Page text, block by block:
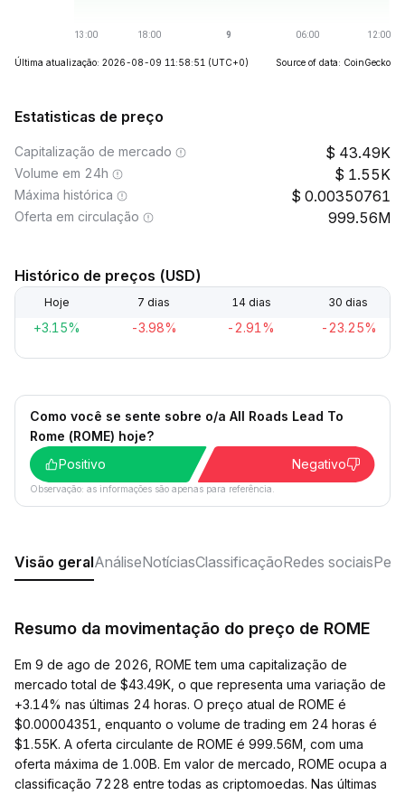
Última atualização: 2026-08-09 11:58:51 (UTC+0) Source of data: CoinGecko
Estatisticas de preço
Capitalização de mercado 43.49K
Volume em 24h 1.55K
Máxima histórica 0.00350761
Oferta em circulação 999.56M
Histórico de preços (USD)
Hoje 7 dias 14 dias 30 dias
+3.15% -3.98% -2.91% -23.25%
Como você se sente sobre o/a All Roads Lead To
Rome (ROME) hoje?
Positivo
Negativo
Observação: as informações são apenas para referência.
Visão geralAnáliseNotíciasClassificaçãoRedes sociais
Resumo da movimentação do preço de ROME
Em 9 de ago de 2026, ROME tem uma capitalização de
mercado total de $43.49K, o que representa uma variação de
+3.14% nas últimas 24 horas. O preço atual de ROME é
$0.00004351, enquanto o volume de trading em 24 horas é
$1.55K. A oferta circulante de ROME é 999.56M, com uma
oferta máxima de 1.00B. Em valor de mercado, ROME ocupa a
classificação 7228 entre todas as criptomoedas. Nas últimas